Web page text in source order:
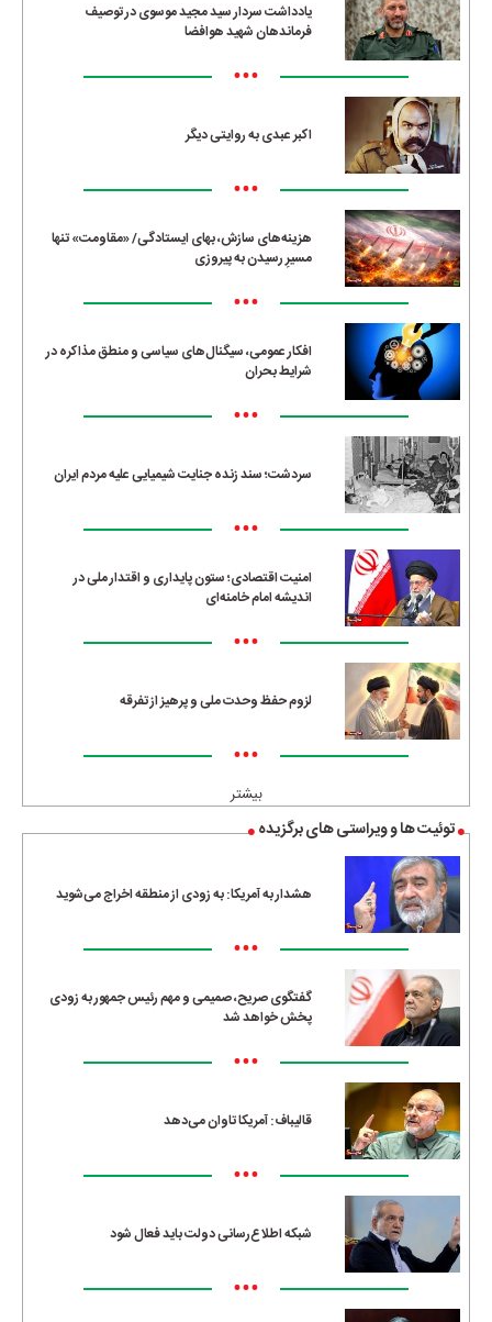
یادداشت سردار سید مجید موسوی در توصیف
فرماندهان شهید هوافضا
•••
اکبر عبدی به روایتی دیگر
•••
هزینه‌های سازش، بهای ایستادگی/ «مقاومت» تنها
مسیرِ رسیدن به پیروزی
•••
افکار عمومی، سیگنال‌های سیاسی و منطق مذاکره در
شرایط بحران
•••
سردشت؛ سند زنده جنایت شیمیایی علیه مردم ایران
•••
امنیت اقتصادی؛ ستون پایداری و اقتدار ملی در
اندیشه امام خامنه‌ای
•••
لزوم حفظ وحدت ملی و پرهیز از تفرقه
•••
بیشتر
توئیت ها و ویراستی های برگزیده
هشدار به آمریکا: به زودی از منطقه اخراج می‌شوید
•••
گفتگوی صریح، صمیمی و مهم رئیس جمهور به زودی
پخش خواهد شد
•••
قالیباف: آمریکا تاوان می‌دهد
•••
شبکه اطلاع‌رسانی دولت باید فعال شود
•••